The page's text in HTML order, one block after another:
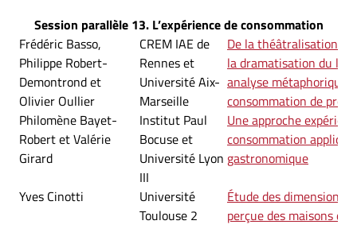
Session parallèle 13. L’expérience de consommation
Frédéric Basso,
Philippe Robert-
Demontrond et
Olivier Oullier
CREM IAE de
Rennes et
Université Aix-
Marseille
De la théâtralisation
la dramatisation du
analyse métaphorique
consommation de
Philomène Bayet-
Robert et Valérie
Girard
Institut Paul
Bocuse et
Université Lyon
III
Une approche
consommation
gastronomique
Yves Cinotti
Université
Toulouse 2
Étude des dimensions
perçue des maisons